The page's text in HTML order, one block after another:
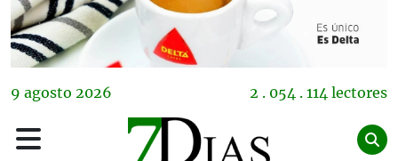
9 agosto 2026 2 . 054 . 114 lectores